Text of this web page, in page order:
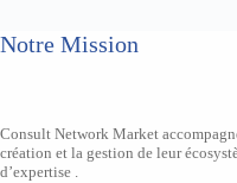
Notre Mission
Consult Network Market
création et la gestion de leur
d’expertise .